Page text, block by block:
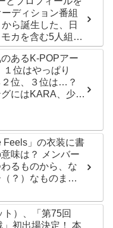
ディション番組
から誕生した、日
カを含む5人組ガ
デビュー曲
きなりの大ヒッ
あるK-POPアー
位はやっぱり
位、３位は…？
にはKARA、少女
Feels」の衣装に書
味は？ メンバー
るものから、な
？）なものま
ト）、「第75回
初出場決定！ 本